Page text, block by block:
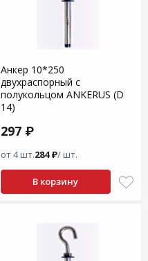
Анкер 10*250
двухраспорный с
полукольцом ANKERUS (D
14)
297 ₽
от 4 шт.284 ₽/ шт.
В корзину